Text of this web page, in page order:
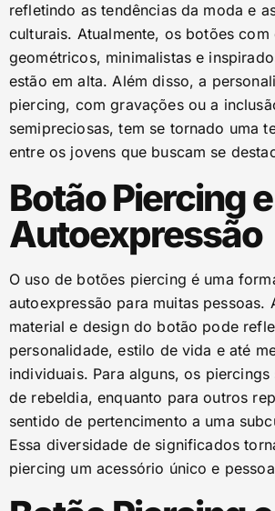
refletindo as tendências da moda e
culturais. Atualmente, os botões com
geométricos, minimalistas e
estão em alta. Além disso, a
piercing, com gravações ou a
semipreciosas, tem se tornado uma
entre os jovens que buscam se
Botão Piercing e
Autoexpressão
O uso de botões piercing é uma
autoexpressão para muitas pessoas.
material e design do botão pode
personalidade, estilo de vida e até
individuais. Para alguns, os piercings
de rebeldia, enquanto para outros
sentido de pertencimento a uma
Essa diversidade de significados
piercing um acessório único e